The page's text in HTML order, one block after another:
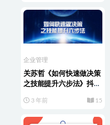
企业管理
关苏哲《如何快速做决策
之技能提升六步法》抖音
3 年前 15